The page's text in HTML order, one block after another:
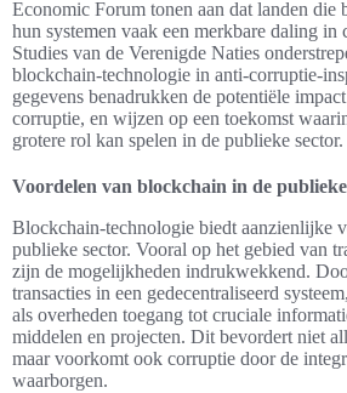
Economic Forum tonen aan dat landen die
hun systemen vaak een merkbare daling in
Studies van de Verenigde Naties
blockchain-technologie in anti-corruptie-
gegevens benadrukken de potentiële
corruptie, en wijzen op een toekomst
grotere rol kan spelen in de publieke sector.
Voordelen van blockchain in de
Blockchain-technologie biedt aanzienlijke
publieke sector. Vooral op het gebied van
zijn de mogelijkheden indrukwekkend.
transacties in een gedecentraliseerd
als overheden toegang tot cruciale
middelen en projecten. Dit bevordert niet
maar voorkomt ook corruptie door de
waarborgen.